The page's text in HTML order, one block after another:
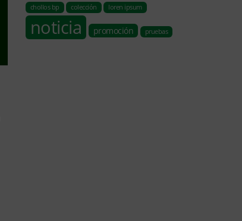
chollos bp colección loren ipsum
noticia promoción pruebas